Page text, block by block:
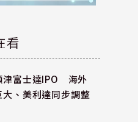
看
津富士達IPO 海外
、美利達同步調整